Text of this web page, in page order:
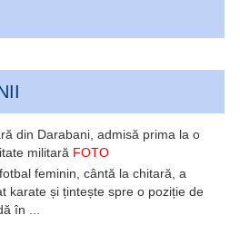
din Darabani, admisă prima la o
militară FOTO
feminin, cântă la chitară, a
karate și țintește spre o poziție de
în ...